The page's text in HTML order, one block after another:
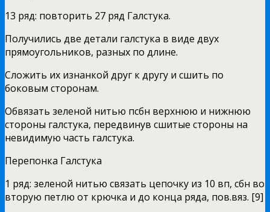
13 ряд: повторить 27 ряд Галстука.
Получились две детали галстука в виде двух
прямоугольников, разных по длине.
Сложить их изнанкой друг к другу и сшить по
боковым сторонам.
Обвязать зеленой нитью псбн верхнюю и нижнюю
стороны галстука, передвинув сшитые стороны на
невидимую часть галстука.
Перепонка Галстука
1 ряд: зеленой нитью связать цепочку из 10 вп, сбн во
вторую петлю от крючка и до конца ряда, пов.вяз. [9]